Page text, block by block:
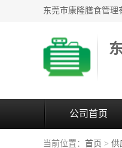
公司首页
当前位置： 首页 > 供